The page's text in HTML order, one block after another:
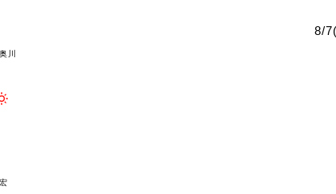
8/7
川